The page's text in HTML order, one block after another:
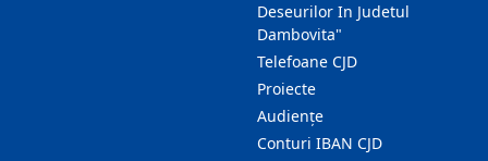
Deseurilor In Judetul
Dambovita"
Telefoane CJD
Proiecte
Audienţe
Conturi IBAN CJD